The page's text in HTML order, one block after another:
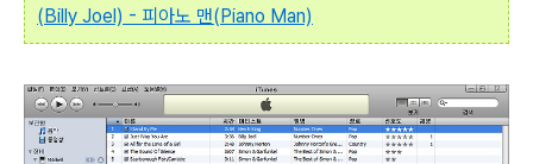
(Billy Joel) - 피아노 맨(Piano Man)